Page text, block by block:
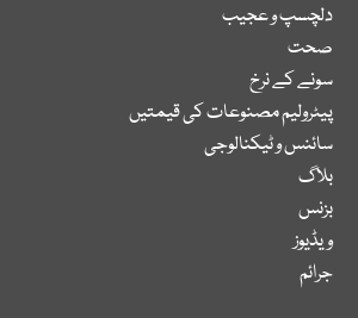
دلچسپ و عجیب
صحت
سونے کے نرخ
پیٹرولیم مصنوعات کی قیمتیں
سائنس و ٹیکنالوجی
بلاگ
بزنس
ویڈیوز
جرائم